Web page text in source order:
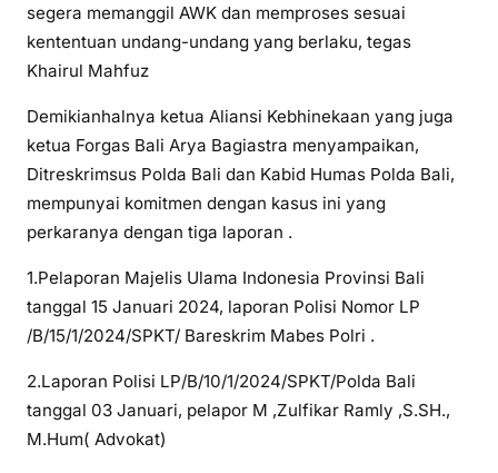
segera memanggil AWK dan memproses sesuai
kententuan undang-undang yang berlaku, tegas
Khairul Mahfuz
Demikianhalnya ketua Aliansi Kebhinekaan yang juga
ketua Forgas Bali Arya Bagiastra menyampaikan,
Ditreskrimsus Polda Bali dan Kabid Humas Polda Bali,
mempunyai komitmen dengan kasus ini yang
perkaranya dengan tiga laporan .
1.Pelaporan Majelis Ulama Indonesia Provinsi Bali
tanggal 15 Januari 2024, laporan Polisi Nomor LP
/B/15/1/2024/SPKT/ Bareskrim Mabes Polri .
2.Laporan Polisi LP/B/10/1/2024/SPKT/Polda Bali
tanggal 03 Januari, pelapor M ,Zulfikar Ramly ,S.SH.,
M.Hum( Advokat)